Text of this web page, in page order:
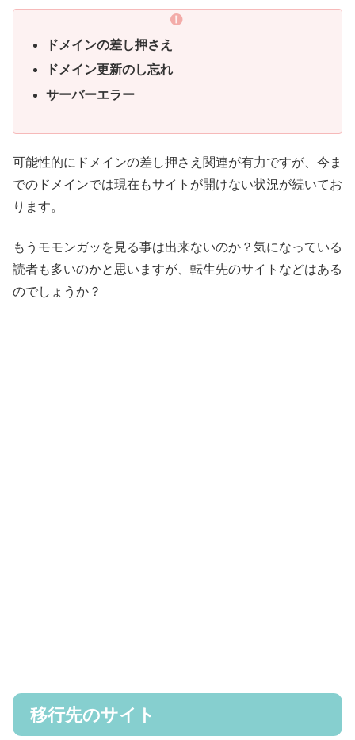
ドメインの差し押さえ
ドメイン更新のし忘れ
サーバーエラー
可能性的にドメインの差し押さえ関連が有力ですが、今ま
でのドメインでは現在もサイトが開けない状況が続いてお
ります。
もうモモンガッを見る事は出来ないのか？気になっている
読者も多いのかと思いますが、転生先のサイトなどはある
のでしょうか？
移行先のサイト